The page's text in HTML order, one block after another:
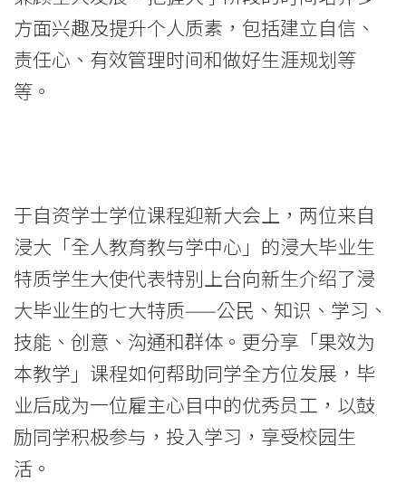
方面兴趣及提升个人质素，包括建立自信、
责任心、有效管理时间和做好生涯规划等
等。
于自资学士学位课程迎新大会上，两位来自
浸大「全人教育教与学中心」的浸大毕业生
特质学生大使代表特别上台向新生介绍了浸
大毕业生的七大特质——公民、知识、学习、
技能、创意、沟通和群体。更分享「果效为
本教学」课程如何帮助同学全方位发展，毕
业后成为一位雇主心目中的优秀员工，以鼓
励同学积极参与，投入学习，享受校园生
活。